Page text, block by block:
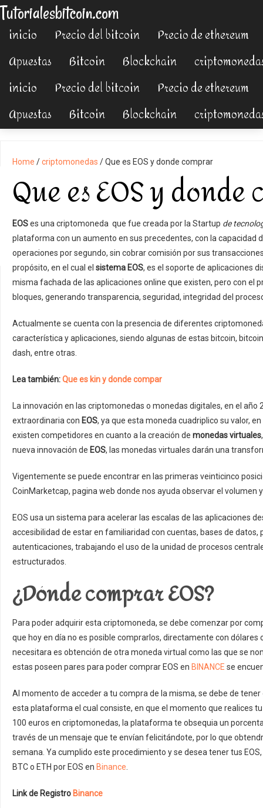
Tutorialesbitcoin.com
inicio Precio del bitcoin
Precio de ethereum
Apuestas
Bitcoin Blockchain
inicio
Precio del bitcoin
Precio de ethereum
Apuestas
Bitcoin Blockchain
Home /criptomonedas /Que es EOS y donde comprar
Que es EOS y
EOSes una criptomoneda que fue creada por la Startup de
plataforma con un aumento en sus precedentes, con la capacidad
operaciones por segundo, sin cobrar comisión por sus
propósito, en el cual el sistema EOS, es el soporte de aplicaciones
misma fachada de las aplicaciones online que existen, pero con el
bloques, generando transparencia, seguridad, integridad del
Actualmente se cuenta con la presencia de diferentes
característica y aplicaciones, siendo algunas de estas bitcoin,
dash, entre otras.
Lea también:Que es kin y donde compar
La innovación en las criptomonedas o monedas digitales, en el año
extraordinaria con EOS, ya que esta moneda cuadriplico su valor,
existen competidores en cuanto a la creación de monedas virtuales
nueva innovación de EOS, las monedas virtuales darán una
Vigentemente se puede encontrar en las primeras veinticinco
CoinMarketcap, pagina web donde nos ayuda observar el volumen
EOS usa un sistema para acelerar las escalas de las aplicaciones
accesibilidad de estar en familiaridad con cuentas, bases de datos,
autenticaciones, trabajando el uso de la unidad de procesos
estructurados.
¿Dónde comprar EOS?
Para poder adquirir esta criptomoneda, se debe comenzar por
que hoy en día no es posible comprarlos, directamente con dólares
necesitara es obtención de otra moneda virtual como las que se
estas poseen pares para poder comprar EOS en BINANCE se
Al momento de acceder a tu compra de la misma, se debe de
esta plataforma el cual consiste, en que el momento que realices
100 euros en criptomonedas, la plataforma te obsequia un
través de un mensaje que te envían felicitándote, por lo que
semana. Ya cumplido este procedimiento y se desea tener tus
BTC o ETH por EOS en Binance
Link de Registro Binance